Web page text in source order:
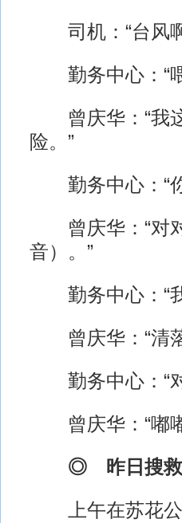
司机：“台风啊
勤务中心：“
曾庆华：“我这
险。”
勤务中心：“你
曾庆华：“对对
音）。”
勤务中心：“我
曾庆华：“清
勤务中心：“对
曾庆华：“嘟嘟
◎ 昨日搜救
上午在苏花公